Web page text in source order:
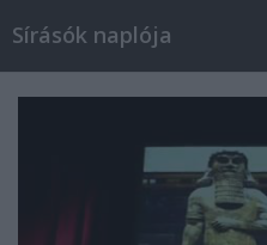
Sírásók naplója